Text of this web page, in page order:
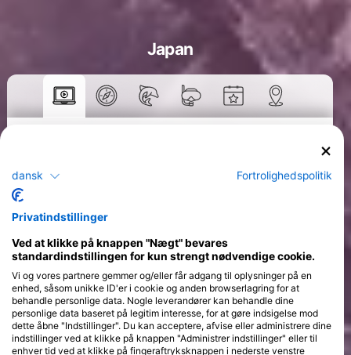
Japan
dansk Fortrolighedspolitik
Privatindstillinger
Ved at klikke på knappen "Nægt" bevares
standardindstillingen for kun strengt nødvendige cookie.
Vi og vores partnere gemmer og/eller får adgang til oplysninger på en
enhed, såsom unikke ID'er i cookie og anden browserlagring for at
behandle personlige data. Nogle leverandører kan behandle dine
personlige data baseret på legitim interesse, for at gøre indsigelse mod
dette åbne "Indstillinger". Du kan acceptere, afvise eller administrere dine
indstillinger ved at klikke på knappen "Administrer indstillinger" eller til
enhver tid ved at klikke på fingeraftryksknappen i nederste venstre